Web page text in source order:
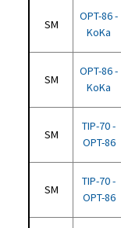
SM
OPT-86 -
KoKa
SM
OPT-86 -
KoKa
SM
TIP-70 -
OPT-86
SM
TIP-70 -
OPT-86